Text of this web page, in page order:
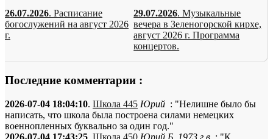
26.07.2026. Расписание
богослужений на август 2026
г.
29.07.2026. Музыкальные
вечера в Зеленогорской кирхе,
август 2026 г. Программа
концертов.
Последние комментарии :
2026-07-04 18:04:10. Школа 445 Юрий : "Нелишне было бы
написать, что школа была построена силами немецких
военнопленных буквально за один год."
2026-07-04 17:43:25. Школа 450 Юрий Б. 1973 г.в. : "К